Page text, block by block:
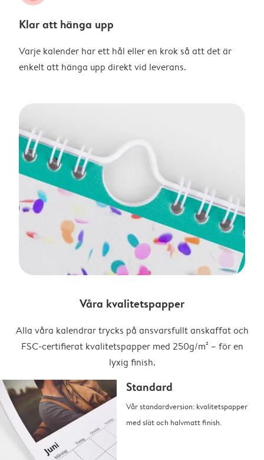
Klar att hänga upp
Varje kalender har ett hål eller en krok så att det är
enkelt att hänga upp direkt vid leverans.
Våra kvalitetspapper
Alla våra kalendrar trycks på ansvarsfullt anskaffat och
FSC-certifierat kvalitetspapper med 250g/m² – för en
lyxig finish.
Standard
Vår standardversion: kvalitetspapper
med slät och halvmatt finish.